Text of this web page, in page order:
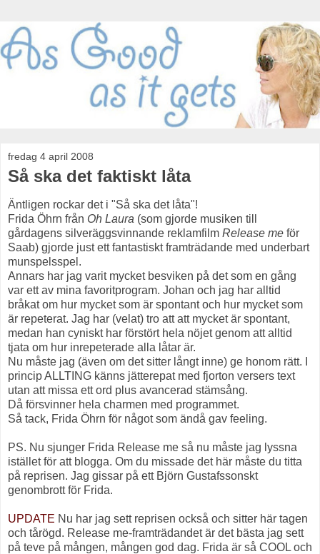
fredag 4 april 2008
Så ska det faktiskt låta
Äntligen rockar det i "Så ska det låta"!
Frida Öhrn från Oh Laura (som gjorde musiken till
gårdagens silveräggsvinnande reklamfilm Release me för
Saab) gjorde just ett fantastiskt framträdande med underbart
munspelsspel.
Annars har jag varit mycket besviken på det som en gång
var ett av mina favoritprogram. Johan och jag har alltid
bråkat om hur mycket som är spontant och hur mycket som
är repeterat. Jag har (velat) tro att att mycket är spontant,
medan han cyniskt har förstört hela nöjet genom att alltid
tjata om hur inrepeterade alla låtar är.
Nu måste jag (även om det sitter långt inne) ge honom rätt. I
princip ALLTING känns jätterepat med fjorton versers text
utan att missa ett ord plus avancerad stämsång.
Då försvinner hela charmen med programmet.
Så tack, Frida Öhrn för något som ändå gav feeling.
PS. Nu sjunger Frida Release me så nu måste jag lyssna
istället för att blogga. Om du missade det här måste du titta
på reprisen. Jag gissar på ett Björn Gustafssonskt
genombrott för Frida.
UPDATE Nu har jag sett reprisen också och sitter här tagen
och tårögd. Release me-framträdandet är det bästa jag sett
på teve på mången, mången god dag. Frida är så COOL och